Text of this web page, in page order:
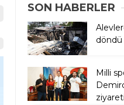
SON HABERLER
döndü
Milli
ziyareti